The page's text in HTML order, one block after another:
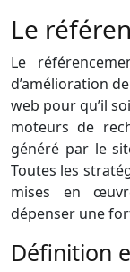
Le
Le
d’amélioration
web pour qu’il
moteurs de
généré par le
Toutes les
mises en
dépenser une
Définition